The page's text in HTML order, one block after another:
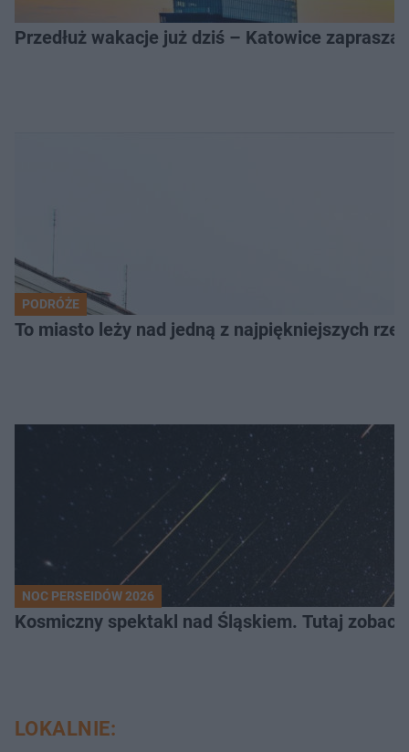
Przedłuż wakacje już dziś – Katowice
PODRÓŻE
To miasto leży nad jedną z najpiękniejszych
NOC PERSEIDÓW 2026
Kosmiczny spektakl nad Śląskiem. Tutaj
LOKALNIE: